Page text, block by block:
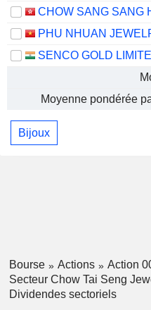
PHU NHUAN
SENCO GOLD
Moyenne pondérée
Bijoux
Bourse Actions
Action
Secteur Chow Tai Seng
Dividendes sectoriels